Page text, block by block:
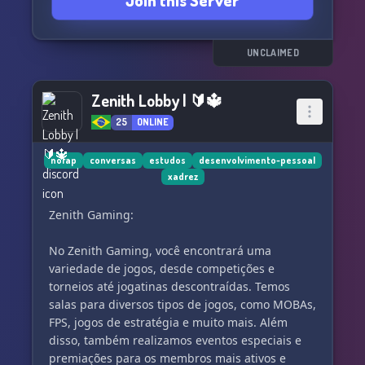
Nexus aims to connect and enhance brilliant
minds for the evolution of the human race, and
UNCLAIMED
Zenith Lobby | 🔰🔱
25 ONLINE
nofap conversas estudos
desenvolvimento-pessoal
xadrez
Zenith Gaming:
No Zenith Gaming, você encontrará uma
variedade de jogos, desde competições e
torneios até jogatinas descontraídas. Temos
salas para diversos tipos de jogos, como MOBAs,
FPS, jogos de estratégia e muito mais. Além
disso, também realizamos eventos especiais e
premiações para os membros mais ativos e